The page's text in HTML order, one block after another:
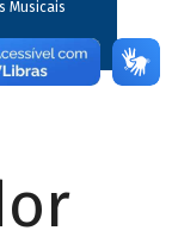
Musicais